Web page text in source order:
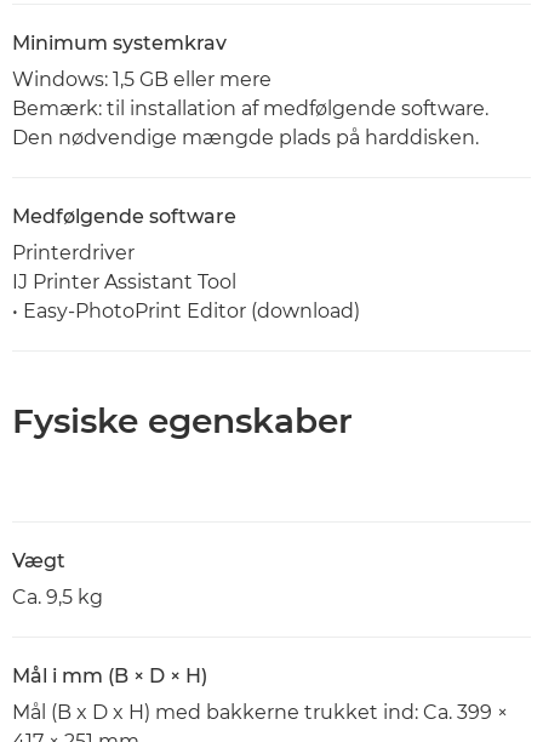
Minimum systemkrav
Windows: 1,5 GB eller mere
Bemærk: til installation af medfølgende software.
Den nødvendige mængde plads på harddisken.
Medfølgende software
Printerdriver
IJ Printer Assistant Tool
• Easy-PhotoPrint Editor (download)
Fysiske egenskaber
Vægt
Ca. 9,5 kg
Mål i mm (B × D × H)
Mål (B x D x H) med bakkerne trukket ind: Ca. 399 ×